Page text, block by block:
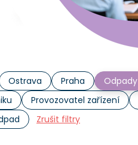
Ostrava Praha Odpady
Provozovatel zařízení
Zrušit filtry